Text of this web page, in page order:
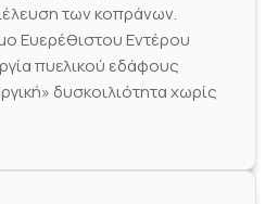
των κοπράνων.
Ευερέθιστου Εντέρου
πυελικού εδάφους
δυσκοιλιότητα χωρίς